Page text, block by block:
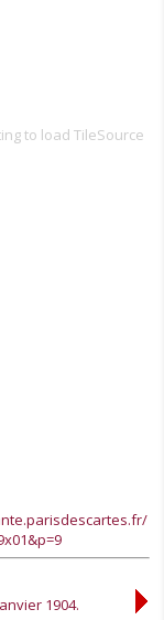
to load TileSource
1904.